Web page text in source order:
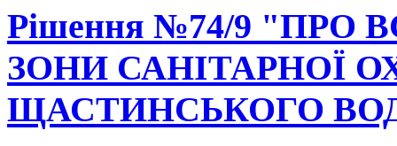
Рішення №74/9
ЗОНИ САНІТАРНОЇ
ЩАСТИНСЬКОГО